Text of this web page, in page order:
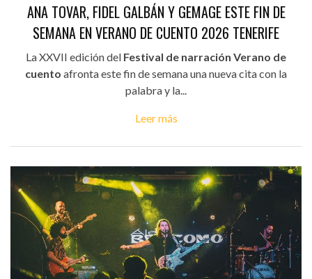
ANA TOVAR, FIDEL GALBÁN Y GEMAGE ESTE FIN DE
SEMANA EN VERANO DE CUENTO 2026 TENERIFE
La XXVII edición del Festival de narración Verano de
cuento afronta este fin de semana una nueva cita con la
palabra y la...
Leer más